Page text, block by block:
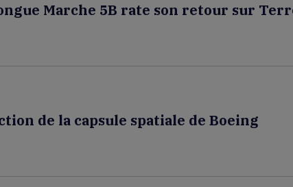
Marche 5B rate son retour sur
de la capsule spatiale de Boeing